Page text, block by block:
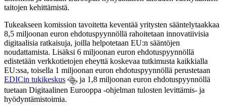
taitojen kehittämistä.
Tukeakseen komission tavoitetta keventää yritysten sääntelytaakkaa
8,5 miljoonan euron ehdotuspyynnöllä rahoitetaan innovatiivisia
digitaalisia ratkaisuja, joilla helpotetaan EU:n sääntöjen
noudattamista. Lisäksi 6 miljoonan euron ehdotuspyynnöllä
edistetään verkkotietojen eheyttä koskevaa tutkimusta kaikkialla
EU:ssa, toisella 1 miljoonan euron ehdotuspyynnöllä perustetaan
EDICin tukikeskus
ja 1,8 miljoonan euron ehdotuspyynnöllä
tuetaan Digitaalinen Eurooppa -ohjelman tulosten levittämis- ja
hyödyntämistoimia.